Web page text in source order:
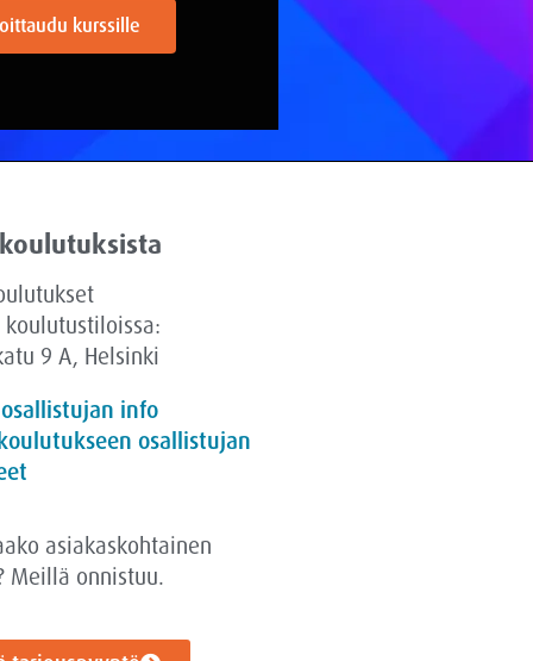
kurssille
koulutustiloissa:
9 A, Helsinki
info
osallistujan
asiakaskohtainen
Meillä onnistuu.